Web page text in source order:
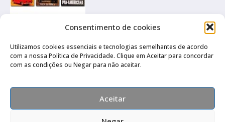
Consentimento de cookies
Utilizamos cookies essenciais e tecnologias semelhantes de acordo
com a nossa Política de Privacidade. Clique em Aceitar para concordar
com as condições ou Negar para não aceitar.
Aceitar
Quatro Rodas 2000 a 2004: Vectra, Golf,
22/07/2026
17/07/2026